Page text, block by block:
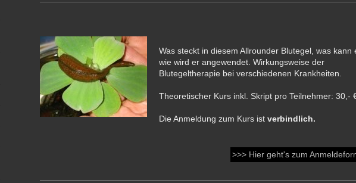
Was steckt in diesem Allrounder Blutegel, was kann
wie wird er angewendet. Wirkungsweise der
Blutegeltherapie bei verschiedenen Krankheiten.
Theoretischer Kurs inkl. Skript pro Teilnehmer: 30,-
Die Anmeldung zum Kurs istverbindlich.
>>> Hier geht's zum